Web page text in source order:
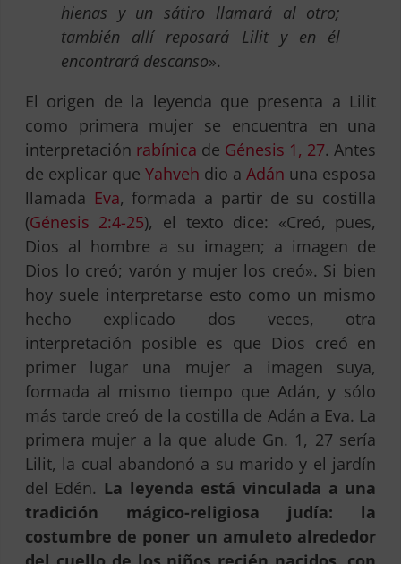
hienas y un sátiro llamará al otro;
también allí reposará Lilit y en él
encontrará descanso».
El origen de la leyenda que presenta a Lilit
como primera mujer se encuentra en una
interpretación rabínica de Génesis 1, 27. Antes
de explicar que Yahveh dio aAdán una esposa
llamada Eva, formada a partir de su costilla
(Génesis 2:4-25), el texto dice: «Creó, pues,
Dios al hombre a su imagen; a imagen de
Dios lo creó; varón y mujer los creó». Si bien
hoy suele interpretarse esto como un mismo
hecho explicado dos veces, otra
interpretación posible es que Dios creó en
primer lugar una mujer a imagen suya,
formada al mismo tiempo que Adán, y sólo
más tarde creó de la costilla de Adán a Eva. La
primera mujer a la que alude Gn. 1, 27 sería
Lilit, la cual abandonó a su marido y el jardín
del Edén. La leyenda está vinculada a una
tradición mágico-religiosa judía: la
costumbre de poner un amuleto alrededor